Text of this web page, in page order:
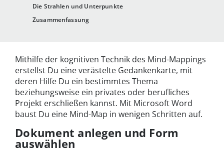
Die Strahlen und Unterpunkte
Zusammenfassung
Mithilfe der kognitiven Technik des Mind-Mappings
erstellst Du eine verästelte Gedankenkarte, mit
deren Hilfe Du ein bestimmtes Thema
beziehungsweise ein privates oder berufliches
Projekt erschließen kannst. Mit Microsoft Word
baust Du eine Mind-Map in wenigen Schritten auf.
Dokument anlegen und Form
auswählen